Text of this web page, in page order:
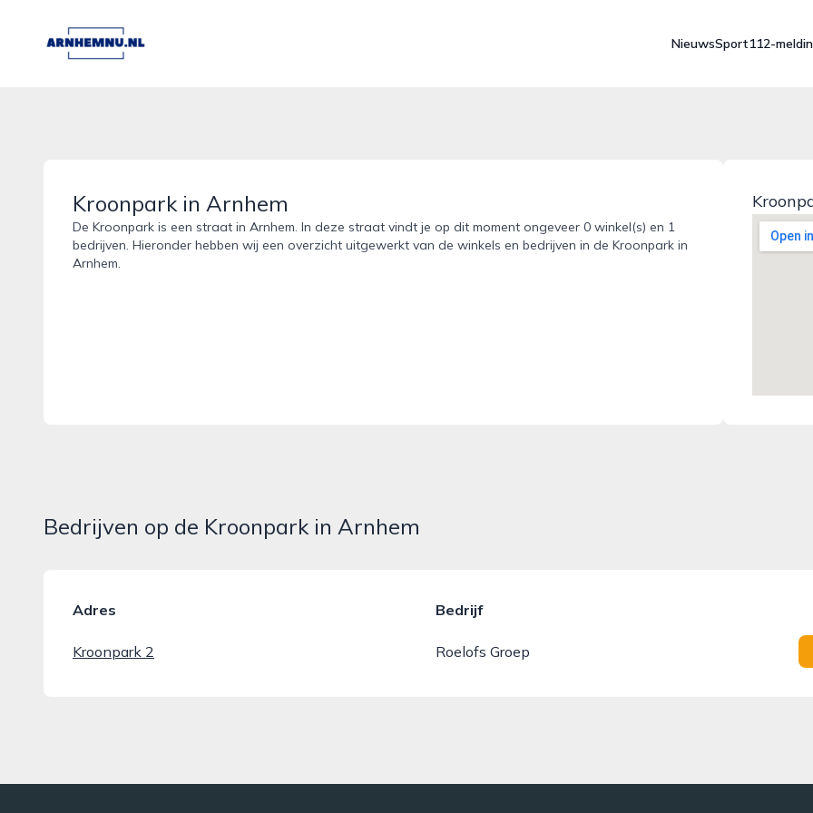
arnhemnu.nl
NieuwsSport112-
Kroonpark in Arnhem
De Kroonpark is een straat in Arnhem. In deze straat vindt je op dit moment ongeveer 0 winkel(s) en 1
bedrijven. Hieronder hebben wij een overzicht uitgewerkt van de winkels en bedrijven in de Kroonpark in
Arnhem.
Bedrijven op de Kroonpark in Arnhem
Adres Bedrijf
Kroonpark 2 Roelofs Groep